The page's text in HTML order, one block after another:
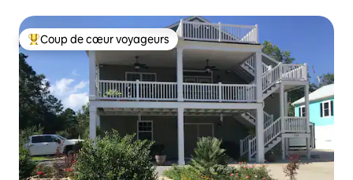
Coups de cœur voyageurs les plus appréciés
Coup de cœur voyageurs